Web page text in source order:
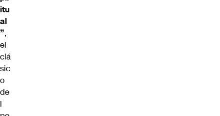
itu
al
”,
el
clá
sic
o
de
l